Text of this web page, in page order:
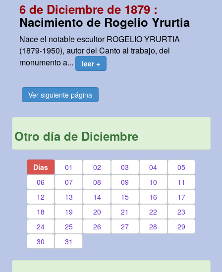
6 de Diciembre de 1879 :
Nacimiento de Rogelio Yrurtia
Nace el notable escultor ROGELIO YRURTIA
(1879-1950), autor del Canto al trabajo, del
monumento a...
leer +
Ver siguiente página
Otro día de Diciembre
Días 01 02 03 04
05
06
07 08 09 10
11
12
13 14 15 16
17
18
19 20 21 22
23
24
25 26 27 28
29
30
31